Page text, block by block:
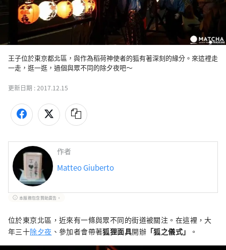
王子位於東京都北區，與作為稻荷神使者的狐有著深刻的緣分。來這裡走
一走，逛一逛，過個與眾不同的除夕夜吧～
更新日期 :2017.12.15
作者
Matteo Giuberto
本服務包含贊助廣告。
位於東京北區，近來有一條與眾不同的街道被關注。在這裡，大
年三十除夕夜 、參加者會帶著狐狸面具開辦 「狐之儀式」 。